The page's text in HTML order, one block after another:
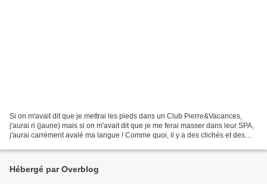
Si on m'avait dit que je mettrai les pieds dans un Club Pierre&Vacances,
j'aurai ri (jaune) mais si on m'avait dit que je me ferai masser dans leur SPA,
j'aurai carrément avalé ma langue ! Comme quoi, il y a des clichés et des
Hébergé par Overblog